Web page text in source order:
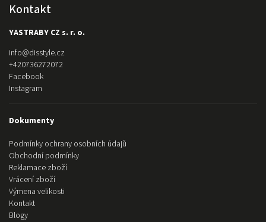
Kontakt
YASTRABY CZ s. r. o.
info@disstyle.cz
+420736272072
Facebook
Instagram
Dokumenty
Podmínky ochrany osobních údajů
Obchodní podmínky
Reklamace zboží
Vrácení zboží
Výmena velikosti
Kontakt
Blogy